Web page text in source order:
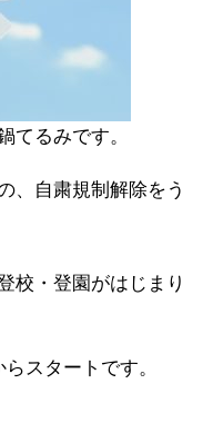
てるみです。
、自粛規制解除をう
校・登園がはじまり
スタートです。